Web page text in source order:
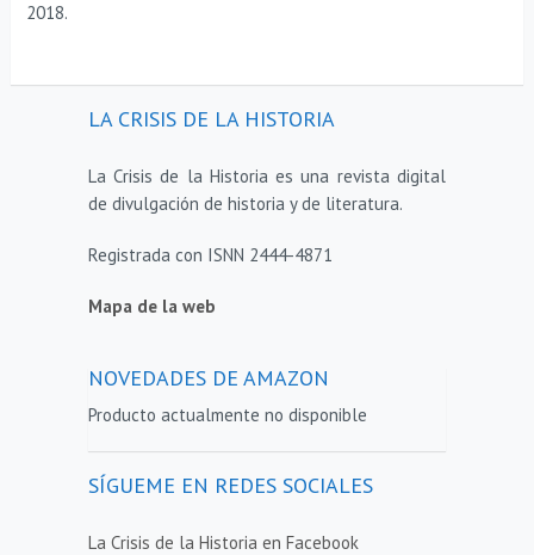
2018.
LA CRISIS DE LA HISTORIA
La Crisis de la Historia es una revista digital
de divulgación de historia y de literatura.
Registrada con ISNN 2444-4871
Mapa de la web
NOVEDADES DE AMAZON
Producto actualmente no disponible
SÍGUEME EN REDES SOCIALES
La Crisis de la Historia en Facebook